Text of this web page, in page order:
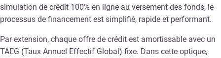
simulation de crédit 100% en ligne au versement des fonds, le
processus de financement est simplifié, rapide et performant.
Par extension, chaque offre de crédit est amortissable avec un
TAEG (Taux Annuel Effectif Global) fixe. Dans cette optique,